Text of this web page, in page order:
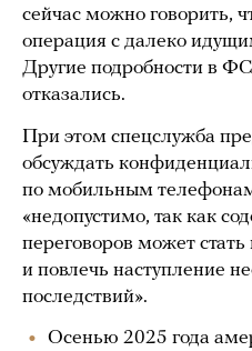
сейчас можно говорить,
операция с далеко
Другие подробности в
отказались.
При этом спецслужба
обсуждать
по мобильным
«недопустимо, так как
переговоров может
и повлечь наступление
последствий».
Осенью 2025 года